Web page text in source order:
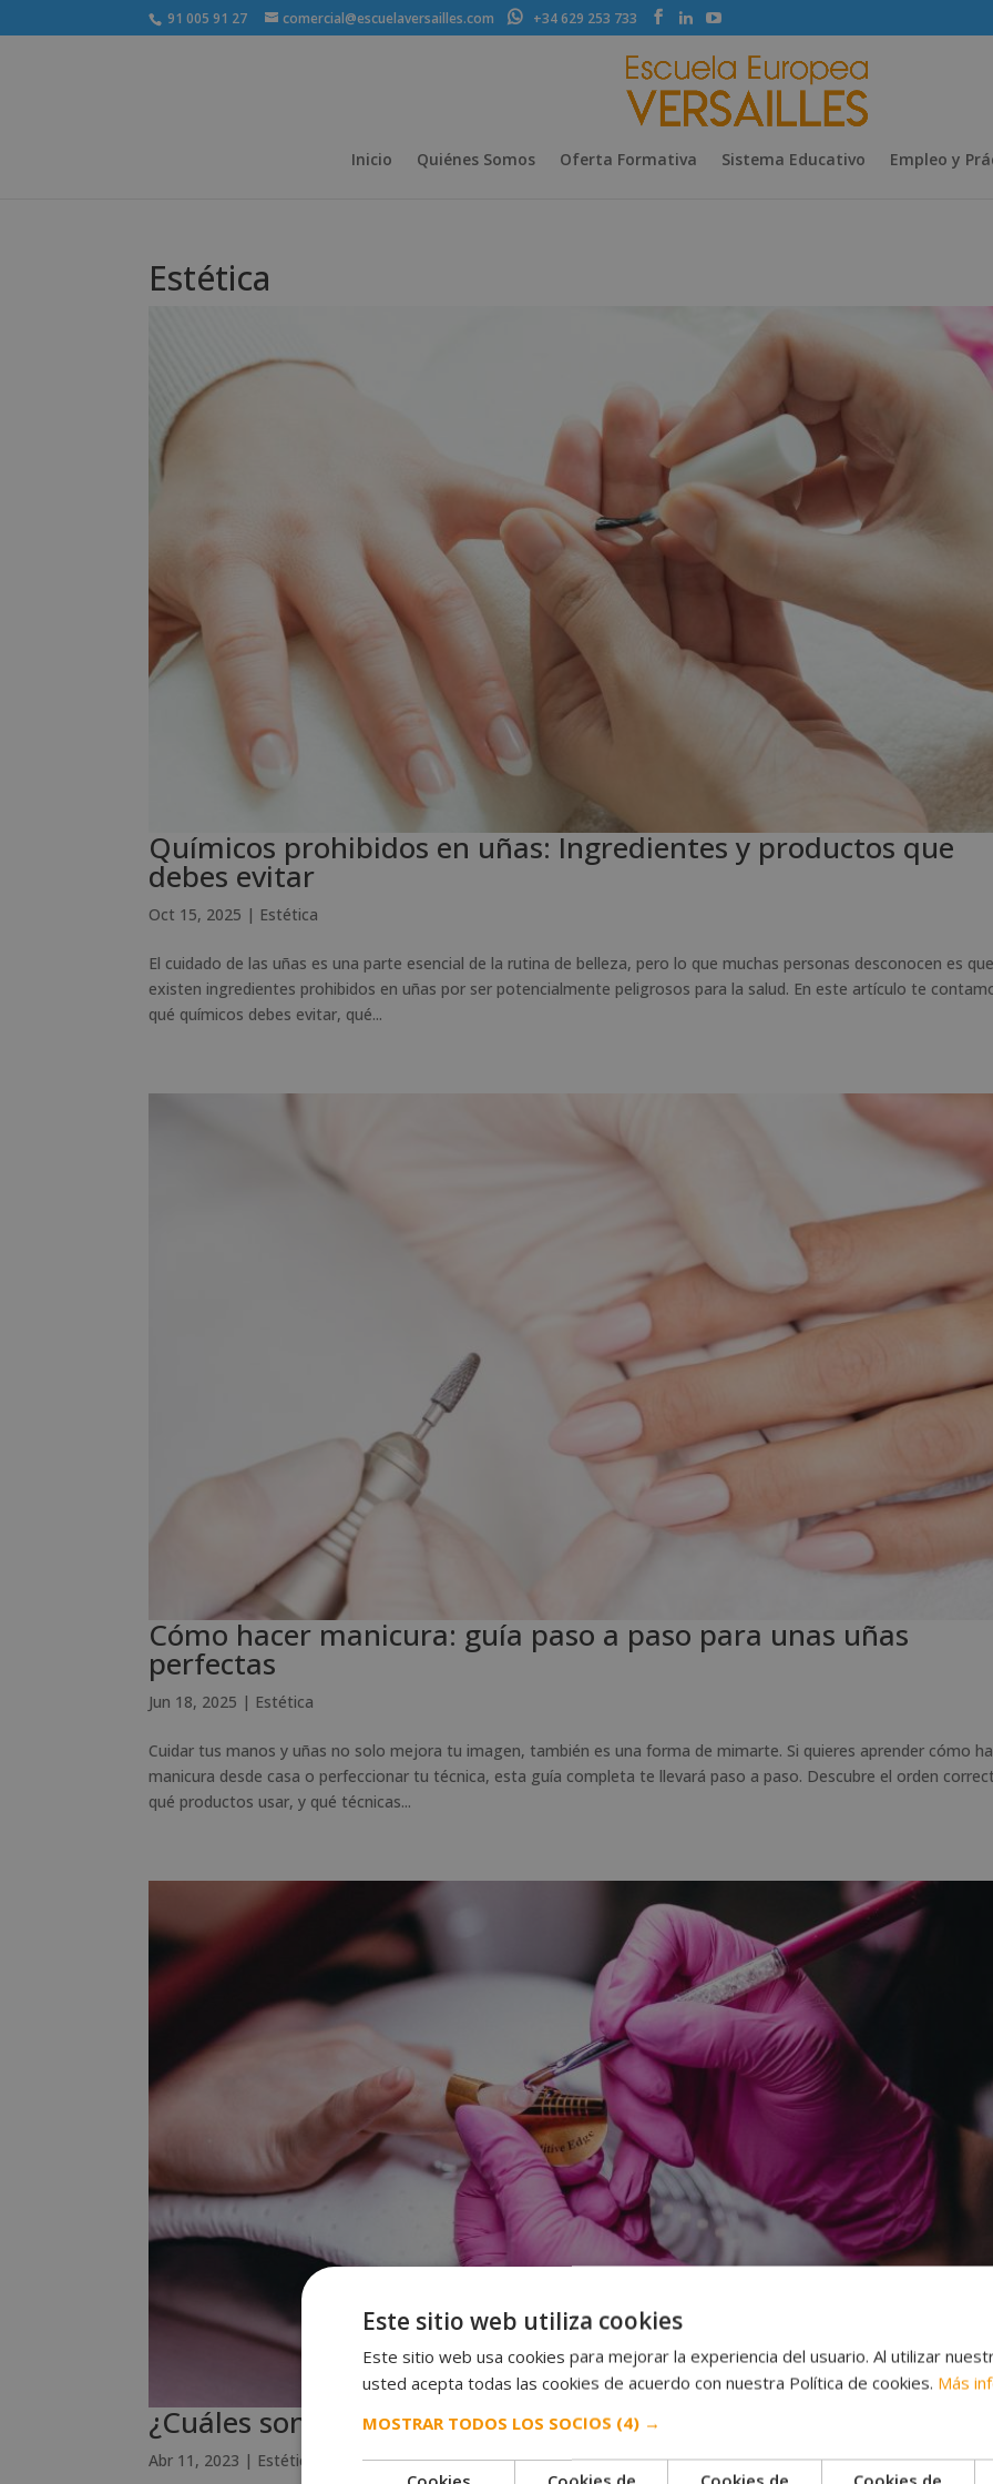
91 005 91 27 comercial@escuelaversailles.com +34 629 253 733
Inicio Quiénes Somos Oferta Formativa Sistema Educativo Empleo y
Estética
Químicos prohibidos en uñas: Ingredientes y productos que
debes evitar
Oct 15, 2025 | Estética
El cuidado de las uñas es una parte esencial de la rutina de belleza, pero lo que muchas personas desconocen es que
existen ingredientes prohibidos en uñas por ser potencialmente peligrosos para la salud. En este artículo te
qué químicos debes evitar, qué...
Cómo hacer manicura: guía paso a paso para unas uñas
perfectas
Jun 18, 2025 | Estética
Cuidar tus manos y uñas no solo mejora tu imagen, también es una forma de mimarte. Si quieres aprender cómo
manicura desde casa o perfeccionar tu técnica, esta guía completa te llevará paso a paso. Descubre el orden
qué productos usar, y qué técnicas...
¿Cuáles son los tipos de clientes y cómo atenderlos?
Abr 11, 2023 | Estética
Este sitio web utiliza cookies
Este sitio web usa cookies para mejorar la experiencia del usuario. Al utilizar
usted acepta todas las cookies de acuerdo con nuestra Política de cookies. Más
MOSTRAR TODOS LOS SOCIOS (4) →